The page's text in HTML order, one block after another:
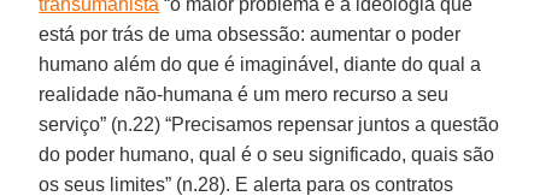
está por trás de uma obsessão: aumentar o poder
humano além do que é imaginável, diante do qual a
realidade não-humana é um mero recurso a seu
serviço” (n.22) “Precisamos repensar juntos a questão
do poder humano, qual é o seu significado, quais são
os seus limites” (n.28). E alerta para os contratos